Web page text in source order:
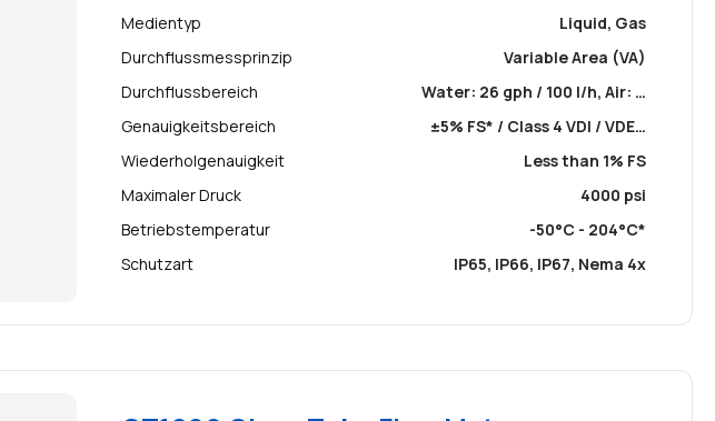
Medientyp
Liquid, Gas
Durchflussmessprinzip
Variable Area (VA)
Durchflussbereich
Water: 26 gph / 100 l/h, Air: …
Genauigkeitsbereich
±5% FS* / Class 4 VDI / VDE…
Wiederholgenauigkeit
Less than 1% FS
Maximaler Druck
4000 psi
Betriebstemperatur
-50°C - 204°C*
Schutzart
IP65, IP66, IP67, Nema 4x